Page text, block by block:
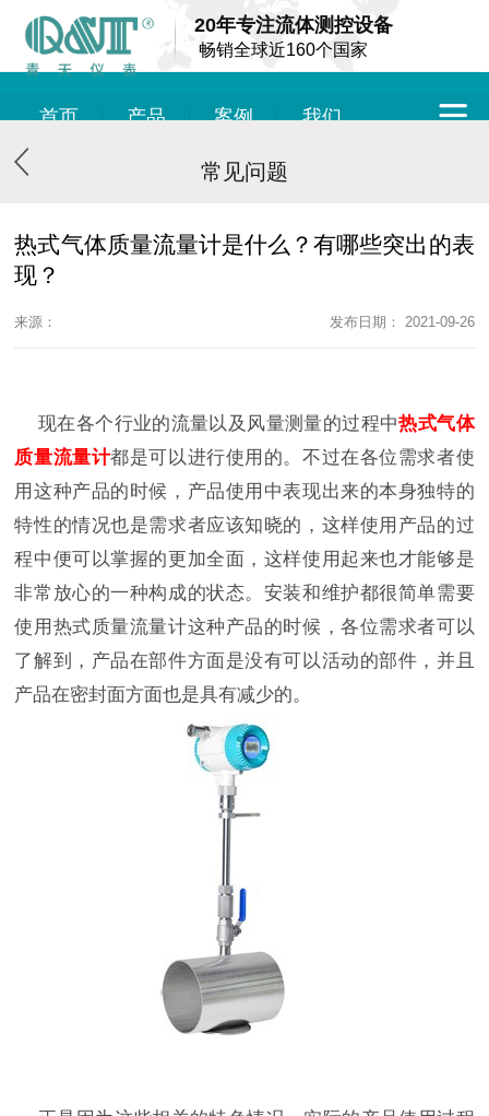
20年专注流体测控设备
畅销全球近160个国家
首页 产品 案例 我们
常见问题
热式气体质量流量计是什么？有哪些突出的表
现？
来源： 发布日期： 2021-09-26
现在各个行业的流量以及风量测量的过程中热式气体
质量流量计都是可以进行使用的。不过在各位需求者使
用这种产品的时候，产品使用中表现出来的本身独特的
特性的情况也是需求者应该知晓的，这样使用产品的过
程中便可以掌握的更加全面，这样使用起来也才能够是
非常放心的一种构成的状态。安装和维护都很简单需要
使用热式质量流量计这种产品的时候，各位需求者可以
了解到，产品在部件方面是没有可以活动的部件，并且
产品在密封面方面也是具有减少的。